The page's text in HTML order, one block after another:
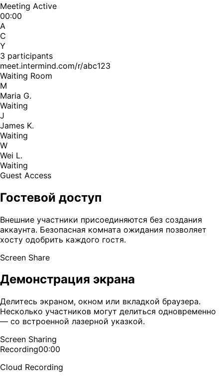
Meeting Active
00:00
A
C
Y
3 participants
meet.intermind.com/r/abc123
Waiting Room
M
Maria G.
Waiting
J
James K.
Waiting
W
Wei L.
Waiting
Guest Access
Гостевой доступ
Внешние участники присоединяются без создания
аккаунта. Безопасная комната ожидания позволяет
хосту одобрить каждого гостя.
Screen Share
Демонстрация экрана
Делитесь экраном, окном или вкладкой браузера.
Несколько участников могут делиться одновременно
— со встроенной лазерной указкой.
Screen Sharing
Recording00:00
Cloud Recording